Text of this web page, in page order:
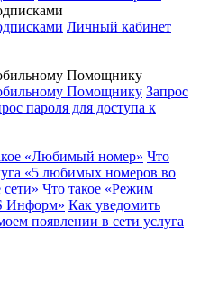
Личный кабинет
Помощнику
Помощнику Запрос
пароля для доступа к
«Любимый номер» Что
«5 любимых номеров во
сети» Что такое «Режим
Информ» Как уведомить
появлении в сети услуга